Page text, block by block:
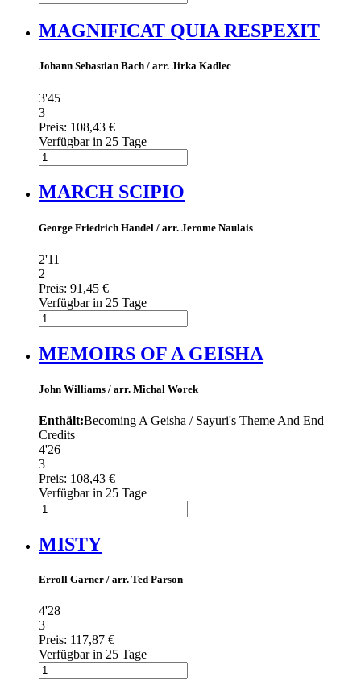
MAGNIFICAT QUIA RESPEXIT
Johann Sebastian Bach / arr. Jirka Kadlec
3'45
3
Preis: 108,43 €
Verfügbar in 25 Tage
MARCH SCIPIO
George Friedrich Handel / arr. Jerome Naulais
2'11
2
Preis: 91,45 €
Verfügbar in 25 Tage
MEMOIRS OF A GEISHA
John Williams / arr. Michal Worek
Enthält:Becoming A Geisha / Sayuri's Theme And End
Credits
4'26
3
Preis: 108,43 €
Verfügbar in 25 Tage
MISTY
Erroll Garner / arr. Ted Parson
4'28
3
Preis: 117,87 €
Verfügbar in 25 Tage